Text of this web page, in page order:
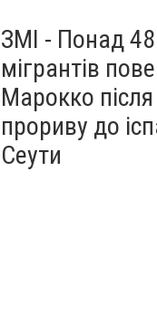
ЗМІ - Понад 48
мігрантів
Марокко
прориву до
Сеути